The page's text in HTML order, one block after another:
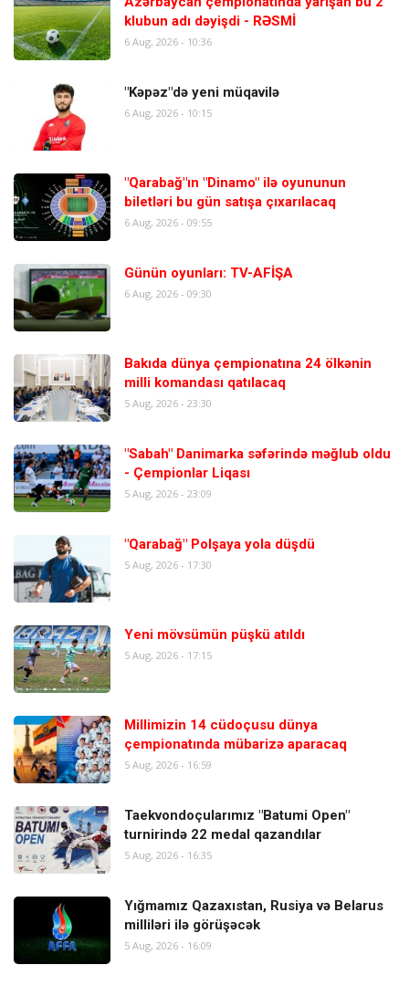
klubun adı dəyişdi - RƏSMİ
6 Aug, 2026 - 10:36
"Kəpəz"də yeni müqavilə
6 Aug, 2026 - 10:15
"Qarabağ"ın "Dinamo" ilə oyununun
biletləri bu gün satışa çıxarılacaq
6 Aug, 2026 - 09:55
Günün oyunları: TV-AFİŞA
6 Aug, 2026 - 09:30
Bakıda dünya çempionatına 24 ölkənin
milli komandası qatılacaq
5 Aug, 2026 - 23:30
"Sabah" Danimarka səfərində məğlub oldu
- Çempionlar Liqası
5 Aug, 2026 - 23:09
"Qarabağ" Polşaya yola düşdü
5 Aug, 2026 - 17:30
Yeni mövsümün püşkü atıldı
5 Aug, 2026 - 17:15
Millimizin 14 cüdoçusu dünya
çempionatında mübarizə aparacaq
5 Aug, 2026 - 16:59
Taekvondoçularımız "Batumi Open"
turnirində 22 medal qazandılar
5 Aug, 2026 - 16:35
Yığmamız Qazaxıstan, Rusiya və Belarus
milliləri ilə görüşəcək
5 Aug, 2026 - 16:09